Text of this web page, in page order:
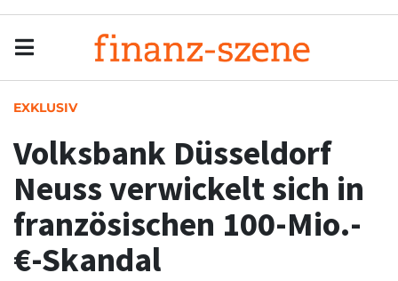
EXKLUSIV
Volksbank Düsseldorf
Neuss verwickelt sich in
französischen 100-Mio.-
€-Skandal